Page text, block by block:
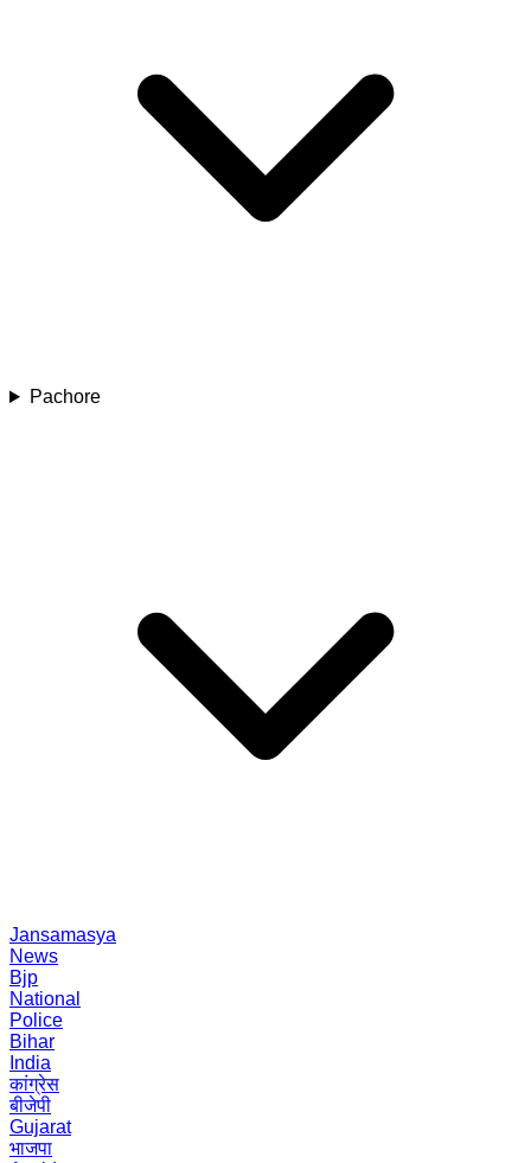
Pachore
Jansamasya
News
Bjp
National
Police
Bihar
India
कांग्रेस
बीजेपी
Gujarat
भाजपा